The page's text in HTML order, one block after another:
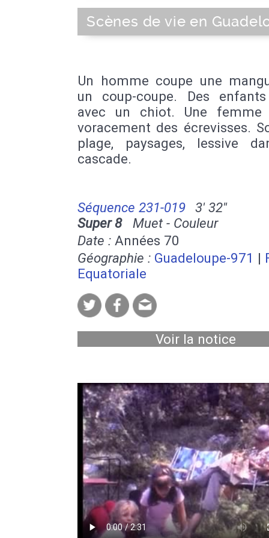
Scènes de vie en
Un homme coupe une
un coup-coupe. Des
avec un chiot. Une femme
voracement des écrevisses.
plage, paysages, lessive
cascade.
Séquence 231-019
3' 32''
Super 8Muet - Couleur
Date : Années 70
Géographie : Guadeloupe-971 |
Equatoriale
Voir la notice